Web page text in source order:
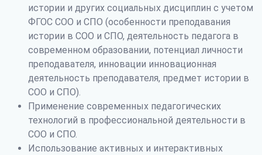
истории и других социальных дисциплин с учетом
ФГОС СОО и СПО (особенности преподавания
истории в СОО и СПО, деятельность педагога в
современном образовании, потенциал личности
преподавателя, инновации инновационная
деятельность преподавателя, предмет истории в
СОО и СПО).
Применение современных педагогических
технологий в профессиональной деятельности в
СОО и СПО.
Использование активных и интерактивных